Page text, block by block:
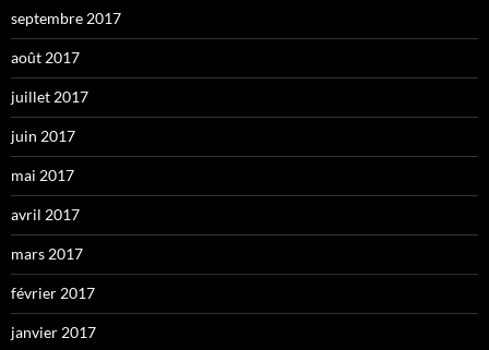
septembre 2017
août 2017
juillet 2017
juin 2017
mai 2017
avril 2017
mars 2017
février 2017
janvier 2017